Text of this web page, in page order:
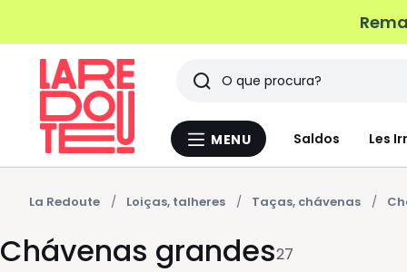
Menu
MENU Saldos Les
Pesquisar
Últimos
artigos
vistos
La Redoute Loiças, talheres Taças, chávenas
Chávenas grandes27